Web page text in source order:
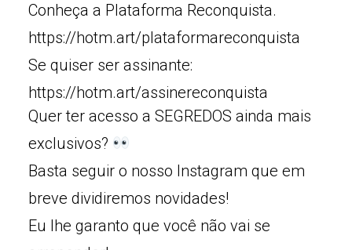
Conheça a Plataforma Reconquista.
https://hotm.art/plataformareconquista
Se quiser ser assinante:
https://hotm.art/assinereconquista
Quer ter acesso a SEGREDOS ainda mais
exclusivos?
Basta seguir o nosso Instagram que em
breve dividiremos novidades!
Eu lhe garanto que você não vai se